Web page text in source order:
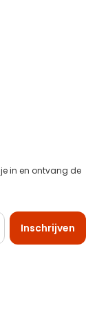
in en ontvang de
Inschrijven